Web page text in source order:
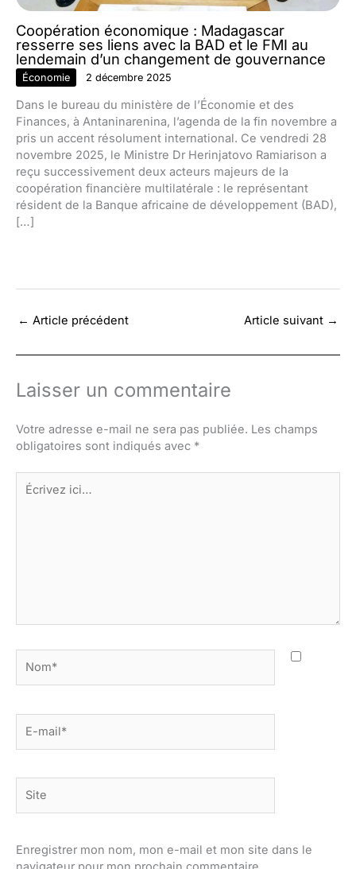
Coopération économique : Madagascar
resserre ses liens avec la BAD et le FMI au
lendemain d’un changement de gouvernance
Économie 2 décembre 2025
Dans le bureau du ministère de l’Économie et des
Finances, à Antaninarenina, l’agenda de la fin novembre a
pris un accent résolument international. Ce vendredi 28
novembre 2025, le Ministre Dr Herinjatovo Ramiarison a
reçu successivement deux acteurs majeurs de la
coopération financière multilatérale : le représentant
résident de la Banque africaine de développement (BAD),
[…]
← Article précédent Article suivant →
Laisser un commentaire
Votre adresse e-mail ne sera pas publiée. Les champs
obligatoires sont indiqués avec *
Écrivez
ici…
mail*
Enregistrer mon nom, mon e-mail et mon site dans le